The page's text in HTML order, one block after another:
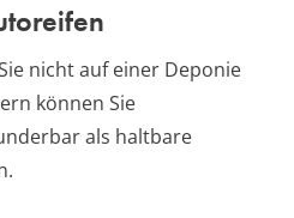
nicht auf einer Deponie
können Sie
als haltbare